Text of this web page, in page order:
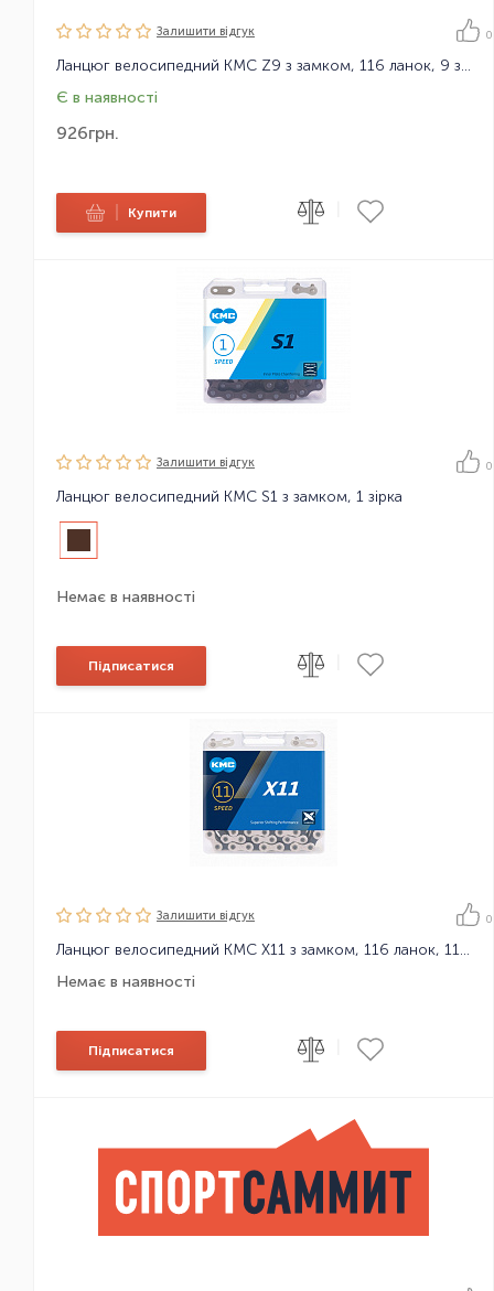
Залишити вiдгук 0
Ланцюг велосипедний KMC Z9 з замком, 116 ланок, 9 зірок
Є в наявності
926грн.
Купити
Залишити вiдгук 0
Ланцюг велосипедний KMC S1 з замком, 1 зірка
Немає в наявності
Підписатися
Залишити вiдгук 0
Ланцюг велосипедний KMC X11 з замком, 116 ланок, 11 зірок
Немає в наявності
Підписатися